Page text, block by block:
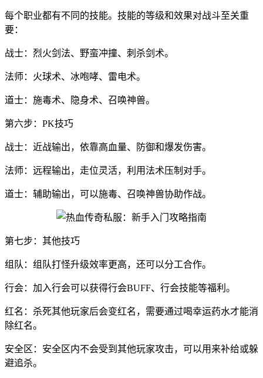
每个职业都有不同的技能。技能的等级和效果对战斗至关重
要：
战士：烈火剑法、野蛮冲撞、刺杀剑术。
法师：火球术、冰咆哮、雷电术。
道士：施毒术、隐身术、召唤神兽。
第六步：PK技巧
战士：近战输出，依靠高血量、防御和爆发伤害。
法师：远程输出，走位灵活，利用法术压制对手。
道士：辅助输出，可以施毒、召唤神兽协助作战。
第七步：其他技巧
组队：组队打怪升级效率更高，还可以分工合作。
行会：加入行会可以获得行会BUFF、行会技能等福利。
红名：杀死其他玩家后会变红名，需要通过喝幸运药水才能消
除红名。
安全区：安全区内不会受到其他玩家攻击，可以用来补给或躲
避追杀。